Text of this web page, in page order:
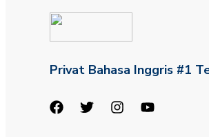
Privat Bahasa Inggris #1